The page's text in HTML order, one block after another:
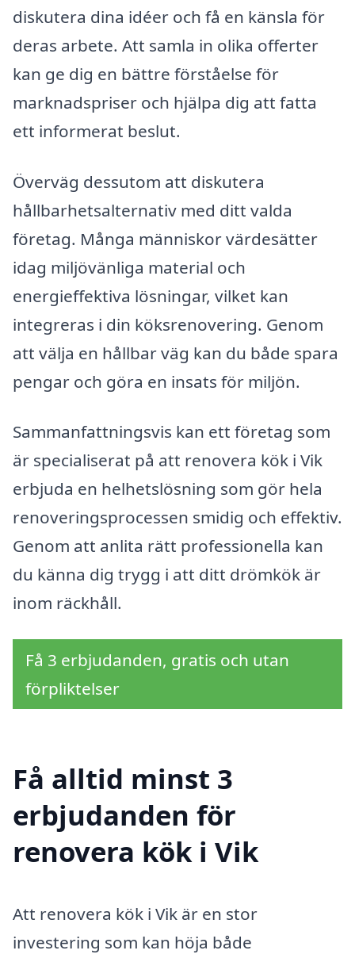
diskutera dina idéer och få en känsla för
deras arbete. Att samla in olika offerter
kan ge dig en bättre förståelse för
marknadspriser och hjälpa dig att fatta
ett informerat beslut.
Överväg dessutom att diskutera
hållbarhetsalternativ med ditt valda
företag. Många människor värdesätter
idag miljövänliga material och
energieffektiva lösningar, vilket kan
integreras i din köksrenovering. Genom
att välja en hållbar väg kan du både spara
pengar och göra en insats för miljön.
Sammanfattningsvis kan ett företag som
är specialiserat på att renovera kök i Vik
erbjuda en helhetslösning som gör hela
renoveringsprocessen smidig och effektiv.
Genom att anlita rätt professionella kan
du känna dig trygg i att ditt drömkök är
inom räckhåll.
Få 3 erbjudanden, gratis och utan
förpliktelser
Få alltid minst 3
erbjudanden för
renovera kök i Vik
Att renovera kök i Vik är en stor
investering som kan höja både